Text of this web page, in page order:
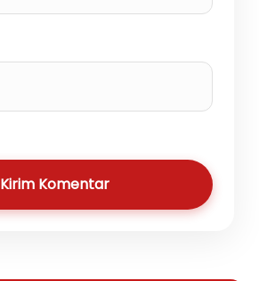
Kirim Komentar